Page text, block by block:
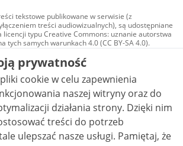
tekstowe publikowane w serwisie (z
treści audiowizualnych), są udostępniane
licencji typu Creative Commons: uznanie autorstwa
tych samych warunkach 4.0 (CC BY-SA 4.0).
audiowizualne, w tym zdjęcia, materiały
i wideo, są udostępniane na licencji typu
Commons: uznanie autorstwa użycie
- bez utworów zależnych 4.0 (CC BY-
ND 4.0), o ile nie jest to stwierdzone inaczej.
prywatność
cookie w celu zapewnienia
naszej witryny oraz do
działania strony. Dzięki nim
treści do potrzeb
nasze usługi. Pamiętaj, że